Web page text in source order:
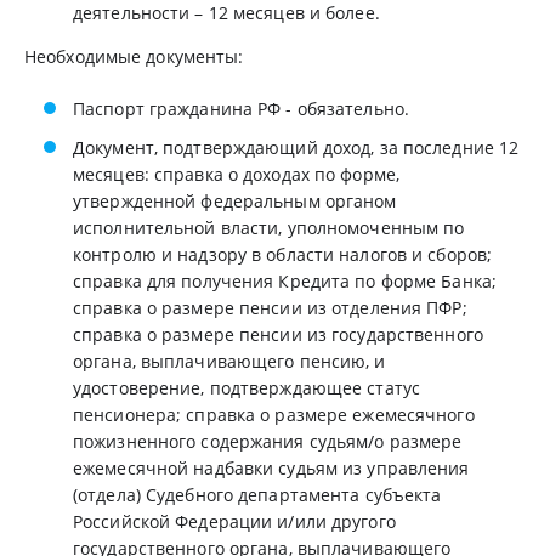
деятельности – 12 месяцев и более.
Необходимые документы:
Паспорт гражданина РФ - обязательно.
Документ, подтверждающий доход, за последние 12
месяцев: справка о доходах по форме,
утвержденной федеральным органом
исполнительной власти, уполномоченным по
контролю и надзору в области налогов и сборов;
справка для получения Кредита по форме Банка;
справка о размере пенсии из отделения ПФР;
справка о размере пенсии из государственного
органа, выплачивающего пенсию, и
удостоверение, подтверждающее статус
пенсионера; справка о размере ежемесячного
пожизненного содержания судьям/о размере
ежемесячной надбавки судьям из управления
(отдела) Судебного департамента субъекта
Российской Федерации и/или другого
государственного органа, выплачивающего